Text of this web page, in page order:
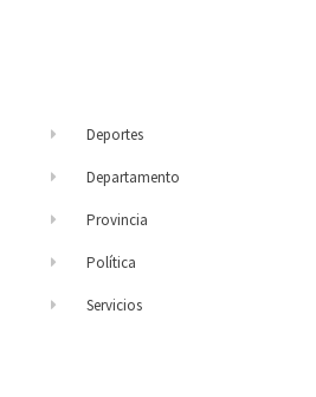
Deportes
Departamento
Provincia
Política
Servicios